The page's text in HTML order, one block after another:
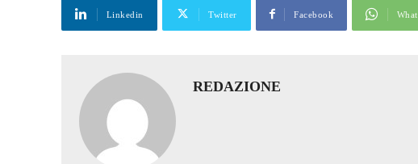
Linkedin Twitter Facebook
REDAZIONE